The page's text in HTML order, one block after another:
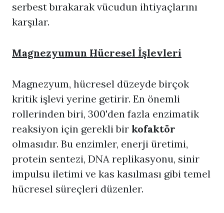
serbest bırakarak vücudun ihtiyaçlarını
karşılar.
Magnezyumun Hücresel İşlevleri
Magnezyum, hücresel düzeyde birçok
kritik işlevi yerine getirir. En önemli
rollerinden biri, 300'den fazla enzimatik
reaksiyon için gerekli bir kofaktör
olmasıdır. Bu enzimler, enerji üretimi,
protein sentezi, DNA replikasyonu, sinir
impulsu iletimi ve kas kasılması gibi temel
hücresel süreçleri düzenler.